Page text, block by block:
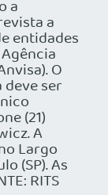
a
a
entidades
O
ser
(21)
A
Largo
(SP). As
RITS